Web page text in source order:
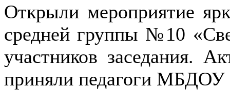
Открыли мероприятие
средней группы №10
участников заседания.
приняли педагоги